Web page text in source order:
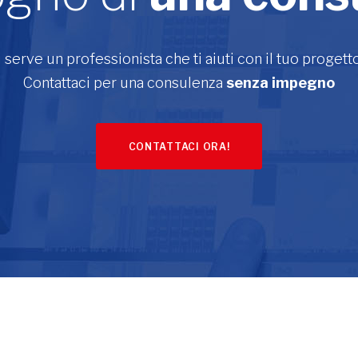
serve un professionista che ti aiuti con il tuo
Contattaci per una consulenza senza impegno
CONTATTACI ORA!